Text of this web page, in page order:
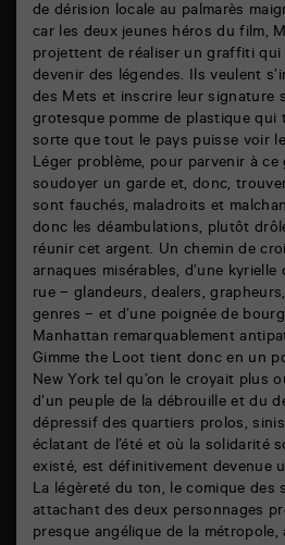
de dérision locale au palmarès
car les deux jeunes héros du film,
projettent de réaliser un graffiti qui
devenir des légendes. Ils veulent
des Mets et inscrire leur signature
grotesque pomme de plastique qui
sorte que tout le pays puisse voir
Léger problème, pour parvenir à
soudoyer un garde et, donc,
sont fauchés, maladroits et
donc les déambulations, plutôt
réunir cet argent. Un chemin de
arnaques misérables, d’une kyrielle
rue – glandeurs, dealers,
genres – et d’une poignée de
Manhattan remarquablement
Gimme the Loot tient donc en un
New York tel qu’on le croyait plus
d’un peuple de la débrouille et du
dépressif des quartiers prolos,
éclatant de l’été et où la solidarité
existé, est définitivement devenue
La légèreté du ton, le comique des
attachant des deux personnages
presque angélique de la métropole,